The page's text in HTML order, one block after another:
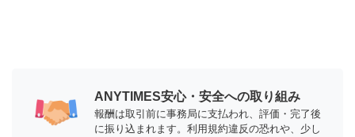
ANYTIMES安心・安全への取り組み
報酬は取引前に事務局に支払われ、評価・完了後
に振り込まれます。利用規約違反の恐れや、少し